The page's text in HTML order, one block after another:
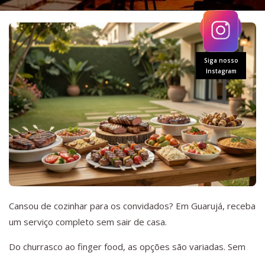
Siga nosso
Instagram
Cansou de cozinhar para os convidados? Em Guarujá, receba
um serviço completo sem sair de casa.
Do churrasco ao finger food, as opções são variadas. Sem